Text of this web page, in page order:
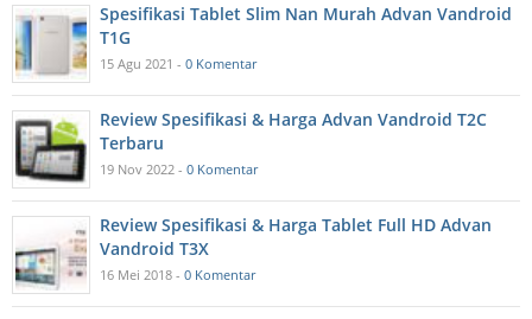
Spesifikasi Tablet Slim Nan Murah Advan Vandroid
T1G
15 Agu 2021 - 0 Komentar
Review Spesifikasi & Harga Advan Vandroid T2C
Terbaru
19 Nov 2022 - 0 Komentar
Review Spesifikasi & Harga Tablet Full HD Advan
Vandroid T3X
16 Mei 2018 - 0 Komentar